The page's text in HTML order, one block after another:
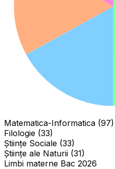
Matematica-Informatica (97)
Filologie (33)
Științe Sociale (33)
Științe ale Naturii (31)
Limbi materne Bac 2026